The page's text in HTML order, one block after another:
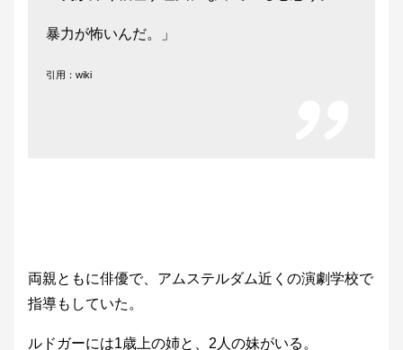
暴力が怖いんだ。」
引用：wiki
両親ともに俳優で、アムステルダム近くの演劇学校で
指導もしていた。
ルドガーには1歳上の姉と、2人の妹がいる。